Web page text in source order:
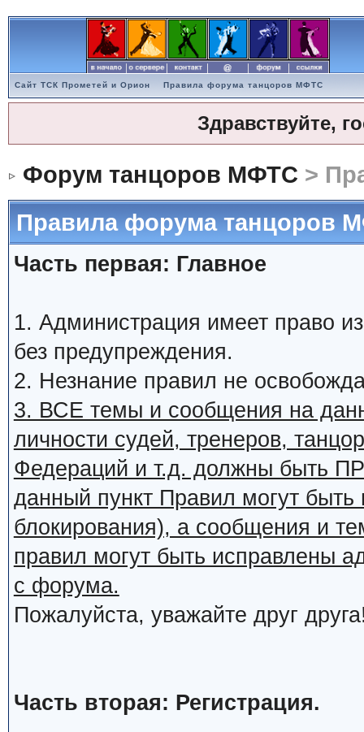
Сайт ТСК Прометей и Орион Правила форума танцоров МФТС
Здравствуйте,
Форум танцоров МФТС >
Правила форума танцоров
Часть первая: Главное
1. Администрация имеет право
без предупреждения.
2. Незнание правил не
3. ВСЕ темы и сообщения на
личности судей, тренеров,
Федераций и т.д. должны
данный пункт Правил могут
блокирования), а сообщения и
правил могут быть исправлены
с форума.
Пожалуйста, уважайте друг
Часть вторая: Регистрация.